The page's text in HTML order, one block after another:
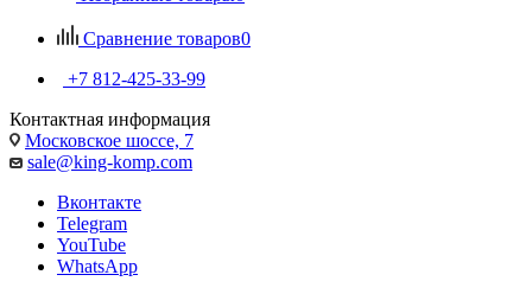
Сравнение товаров0
+7 812-425-33-99
Контактная информация
Московское шоссе, 7
sale@king-komp.com
Вконтакте
Telegram
YouTube
WhatsApp